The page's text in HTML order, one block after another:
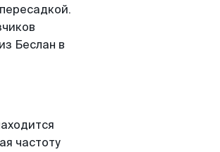
Беслан в
частоту